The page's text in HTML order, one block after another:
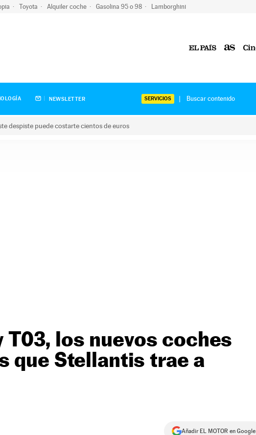
Toyota Alquiler coche Gasolina 95 o 98 Lamborghini
NEWSLETTER SERVICIOS
despiste puede costarte cientos de euros
T03, los nuevos coches
que Stellantis trae a
Añadir EL MOTOR en Google